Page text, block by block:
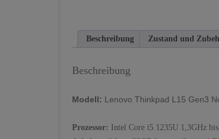
Beschreibung Zustand und
Beschreibung
Modell: Lenovo Thinkpad L15 Gen3
Prozessor: Intel Core i5 1235U 1,3GHz